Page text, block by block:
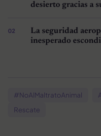
desierto gracias a
La seguridad
inesperado
#NoAlMaltratoAnimal
Rescate